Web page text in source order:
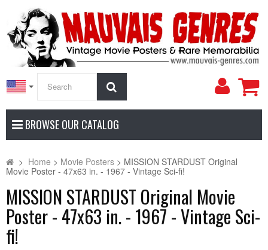
My
BROWSE OUR CATALOG
> Home > Movie Posters > MISSION STARDUST Original
Movie Poster - 47x63 in. - 1967 - Vintage Sci-fi!
MISSION STARDUST Original Movie
Poster - 47x63 in. - 1967 - Vintage Sci-
fi!